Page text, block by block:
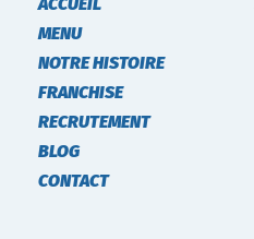
MENU
NOTRE HISTOIRE
FRANCHISE
RECRUTEMENT
BLOG
CONTACT